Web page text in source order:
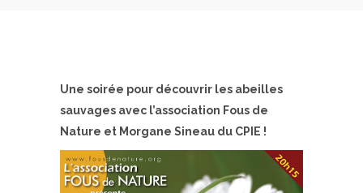
Une soirée pour découvrir les abeilles
sauvages avec l’association Fous de
Nature et Morgane Sineau du CPIE !